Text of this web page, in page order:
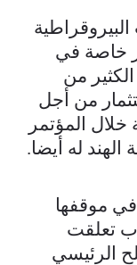
خاصة في
​الكثير من
من أجل
خلال المؤتمر
له أيضا.
موقفها
تعلقت
‌الرئيسي